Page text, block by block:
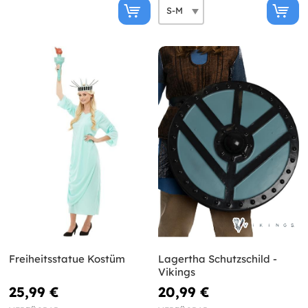
Freiheitsstatue Kostüm
25,99 €
Lagertha Schutzschild -
Vikings
20,99 €